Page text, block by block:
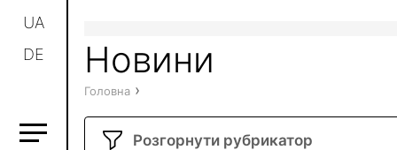
UA
DE
Новини
Головна ›
Розгорнути рубрикатор